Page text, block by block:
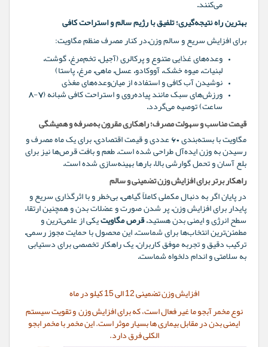
می‌کنند.
بهترین راه نتیجه‌گیری؛ تلفیق با رژیم سالم و استراحت کافی
برای افزایش سریع و سالم وزن،در کنار مصرف منظم مگاویت:
وعده‌های غذایی متنوع و پرکالری (آجیل، تخم‌مرغ، گوشت،
لبنیات، میوه خشک، آووکادو، عسل، ماهی، مرغ، پاستا)
نوشیدن آب کافی و استفاده از میان‌وعده‌های مغذی
ورزش‌های سبک مانند پیاده‌روی و استراحت کافی شبانه (۷-۸
ساعت) توصیه می‌گردد.
قیمت مناسب و سهولت مصرف؛ راهکاری مقرون به‌صرفه و همیشگی
مگاویت با بسته‌بندی ۶۰ عددی و قیمت اقتصادی، برای یک ماه مصرف و
رسیدن به وزن ایده‌آل طراحی شده است. طعم و بافت قرص‌ها نیز برای
بلع آسان و تحمل گوارشی بالا، بارها بهینه‌سازی شده است.
راهکار برتر برای افزایش وزن تضمینی و سالم
در پایان اگر به دنبال مکملی کاملاً گیاهی، بی‌خطر و با اثرگذاری سریع و
پایدار برای افزایش وزن، پر شدن صورت و عضلات بدن و همچنین ارتقاء
سطح انرژی و ایمنی بدن هستید، قرص مگاویتیکی از علمی‌ترین و
مطمئن‌ترین انتخاب‌ها برای شماست. این محصول با حمایت مجوز رسمی،
ترکیب دقیق و تجربه موفق کاربران، یک راهکار تخصصی برای دستیابی
به سلامتی و اندام دلخواه شماست.
افزایش وزن تضمینی 12 الی 15 کیلو در ماه
نوع مخمر آبجو ما غیر فعال است،که برای افزایش وزن و تقویت سیستم
ایمنی بدن در مقابل بیماری ها بسیار موثر است. این مخمر با مخمر ابجو
الکلی فرق دارد.